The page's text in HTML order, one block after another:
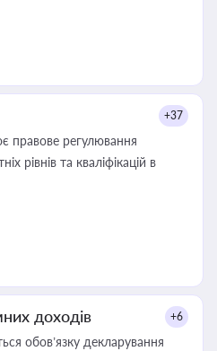
+37
правове регулювання
рівнів та кваліфікацій в
доходів +6
обов’язку декларування